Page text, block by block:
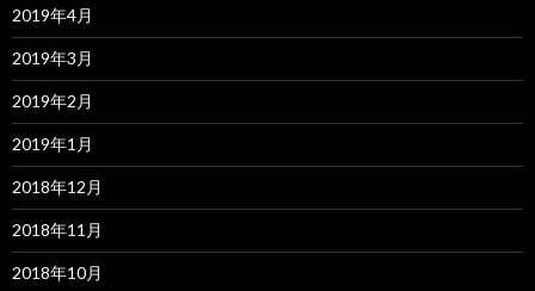
2019年4月
2019年3月
2019年2月
2019年1月
2018年12月
2018年11月
2018年10月